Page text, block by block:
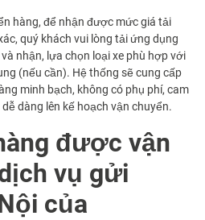
hàng, để nhận được mức giá tải
quý khách vui lòng tải ứng dụng
nhận, lựa chọn loại xe phù hợp với
(nếu cần). Hệ thống sẽ cung cấp
minh bạch, không có phụ phí, cam
dàng lên kế hoạch vận chuyển.
được vận
vụ gửi
của